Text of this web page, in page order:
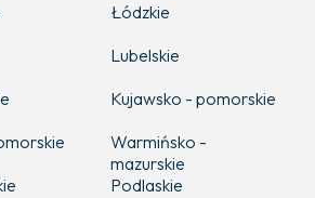
Łódzkie
Lubelskie
Kujawsko - pomorskie
Warmińsko -
mazurskie
Podlaskie